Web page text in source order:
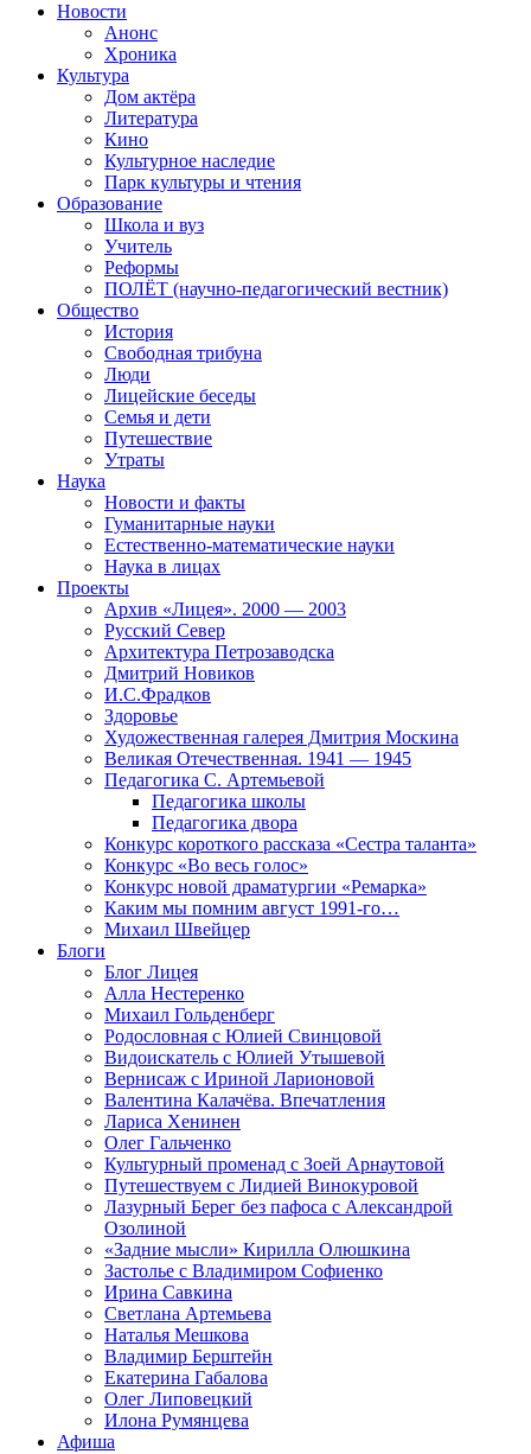
Новости
Анонс
Хроника
Культура
Дом актёра
Литература
Кино
Культурное наследие
Парк культуры и чтения
Образование
Школа и вуз
Учитель
Реформы
ПОЛЁТ (научно-педагогический вестник)
Общество
История
Свободная трибуна
Люди
Лицейские беседы
Семья и дети
Путешествие
Утраты
Наука
Новости и факты
Гуманитарные науки
Естественно-математические науки
Наука в лицах
Проекты
Архив «Лицея». 2000 — 2003
Русский Север
Архитектура Петрозаводска
Дмитрий Новиков
И.С.Фрадков
Здоровье
Художественная галерея Дмитрия Москина
Великая Отечественная. 1941 — 1945
Педагогика С. Артемьевой
Педагогика школы
Педагогика двора
Конкурс короткого рассказа «Сестра таланта»
Конкурс «Во весь голос»
Конкурс новой драматургии «Ремарка»
Каким мы помним август 1991-го…
Михаил Швейцер
Блоги
Блог Лицея
Алла Нестеренко
Михаил Гольденберг
Родословная с Юлией Свинцовой
Видоискатель с Юлией Утышевой
Вернисаж с Ириной Ларионовой
Валентина Калачёва. Впечатления
Лариса Хенинен
Олег Гальченко
Культурный променад с Зоей Арнаутовой
Путешествуем с Лидией Винокуровой
Лазурный Берег без пафоса с Александрой
Озолиной
«Задние мысли» Кирилла Олюшкина
Застолье с Владимиром Софиенко
Ирина Савкина
Светлана Артемьева
Наталья Мешкова
Владимир Берштейн
Екатерина Габалова
Олег Липовецкий
Илона Румянцева
Афиша